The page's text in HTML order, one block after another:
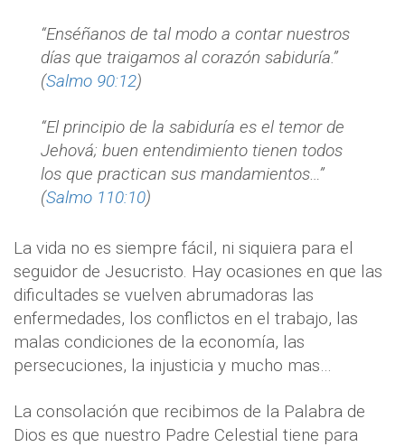
“Enséñanos de tal modo a contar nuestros
días que traigamos al corazón sabiduría.”
(Salmo 90:12)
“El principio de la sabiduría es el temor de
Jehová; buen entendimiento tienen todos
los que practican sus mandamientos…”
(Salmo 110:10)
La vida no es siempre fácil, ni siquiera para el
seguidor de Jesucristo. Hay ocasiones en que las
dificultades se vuelven abrumadoras las
enfermedades, los conflictos en el trabajo, las
malas condiciones de la economía, las
persecuciones, la injusticia y mucho mas…
La consolación que recibimos de la Palabra de
Dios es que nuestro Padre Celestial tiene para